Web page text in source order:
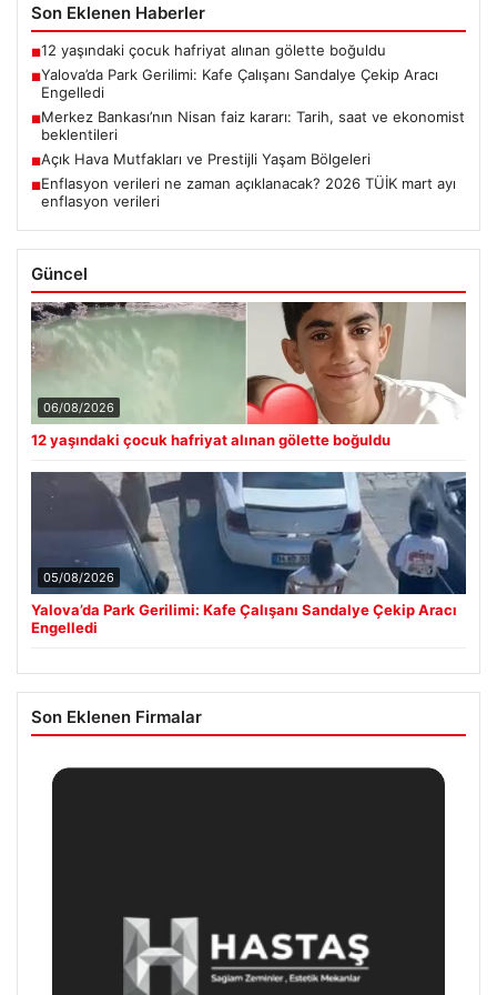
Son Eklenen Haberler
■12 yaşındaki çocuk hafriyat alınan gölette boğuldu
■Yalova’da Park Gerilimi: Kafe Çalışanı Sandalye Çekip Aracı
Engelledi
■Merkez Bankası’nın Nisan faiz kararı: Tarih, saat ve ekonomist
beklentileri
■Açık Hava Mutfakları ve Prestijli Yaşam Bölgeleri
■Enflasyon verileri ne zaman açıklanacak? 2026 TÜİK mart ayı
enflasyon verileri
Güncel
06/08/2026
12 yaşındaki çocuk hafriyat alınan gölette boğuldu
05/08/2026
Yalova’da Park Gerilimi: Kafe Çalışanı Sandalye Çekip Aracı
Engelledi
Son Eklenen Firmalar